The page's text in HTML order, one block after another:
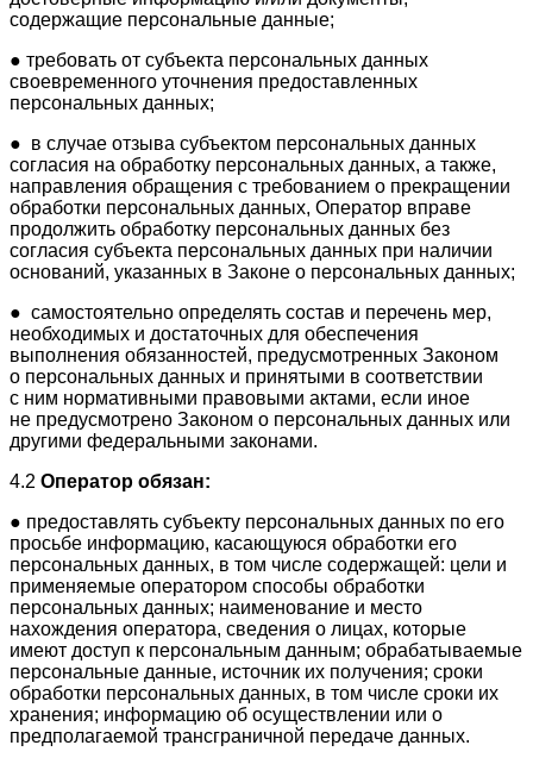
содержащие персональные данные;
● требовать от субъекта персональных данных
своевременного уточнения предоставленных
персональных данных;
● в случае отзыва субъектом персональных данных
согласия на обработку персональных данных, а также,
направления обращения с требованием о прекращении
обработки персональных данных, Оператор вправе
продолжить обработку персональных данных без
согласия субъекта персональных данных при наличии
оснований, указанных в Законе о персональных данных;
● самостоятельно определять состав и перечень мер,
необходимых и достаточных для обеспечения
выполнения обязанностей, предусмотренных Законом
о персональных данных и принятыми в соответствии
с ним нормативными правовыми актами, если иное
не предусмотрено Законом о персональных данных или
другими федеральными законами.
4.2 Оператор обязан:
● предоставлять субъекту персональных данных по его
просьбе информацию, касающуюся обработки его
персональных данных, в том числе содержащей: цели и
применяемые оператором способы обработки
персональных данных; наименование и место
нахождения оператора, сведения о лицах, которые
имеют доступ к персональным данным; обрабатываемые
персональные данные, источник их получения; сроки
обработки персональных данных, в том числе сроки их
хранения; информацию об осуществлении или о
предполагаемой трансграничной передаче данных.